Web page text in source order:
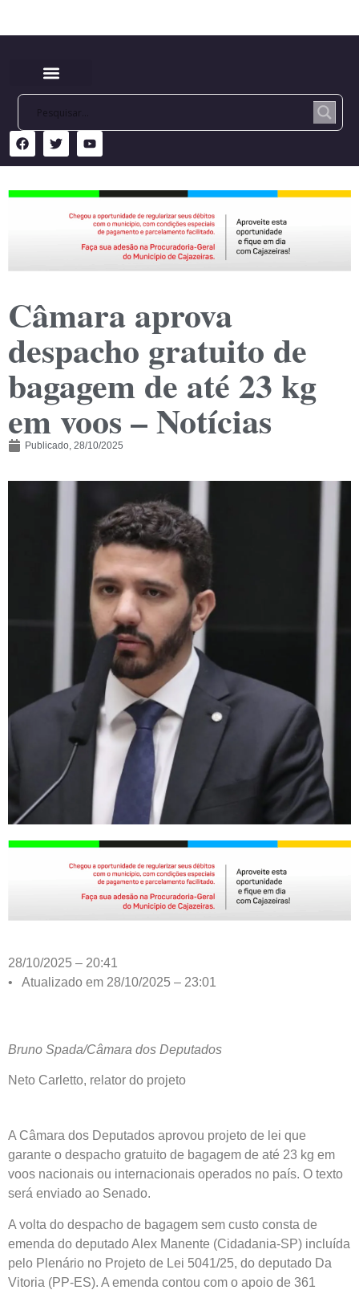
Câmara aprova
despacho gratuito de
bagagem de até 23 kg
em voos – Notícias
Publicado, 28/10/2025
28/10/2025 – 20:41
• Atualizado em 28/10/2025 – 23:01
Bruno Spada/Câmara dos Deputados
Neto Carletto, relator do projeto
A Câmara dos Deputados aprovou projeto de lei que
garante o despacho gratuito de bagagem de até 23 kg em
voos nacionais ou internacionais operados no país. O texto
será enviado ao Senado.
A volta do despacho de bagagem sem custo consta de
emenda do deputado Alex Manente (Cidadania-SP) incluída
pelo Plenário no Projeto de Lei 5041/25, do deputado Da
Vitoria (PP-ES). A emenda contou com o apoio de 361